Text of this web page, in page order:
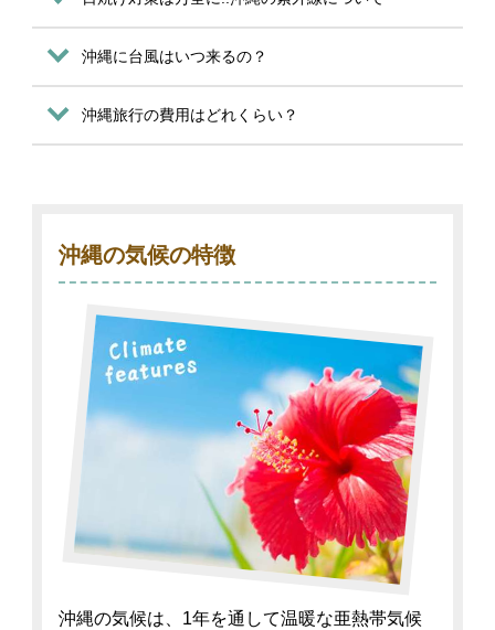
沖縄に台風はいつ来るの？
沖縄旅行の費用はどれくらい？
沖縄の気候の特徴
沖縄の気候は、1年を通して温暖な亜熱帯気候